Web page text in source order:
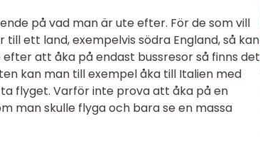
på vad man är ute efter. För de som vill
ett land, exempelvis södra England, så kan
att åka på endast bussresor så finns det
kan man till exempel åka till Italien med
flyget. Varför inte prova att åka på en
man skulle flyga och bara se en massa